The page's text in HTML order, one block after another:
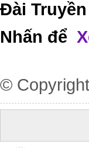
Đài
Nhấn để
©